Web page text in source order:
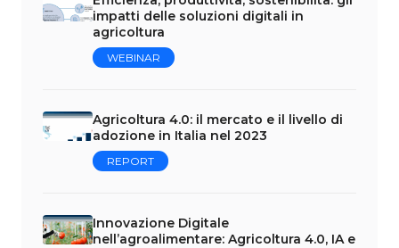
impatti delle soluzioni digitali in
agricoltura
WEBINAR
Agricoltura 4.0: il mercato e il livello di
adozione in Italia nel 2023
REPORT
Innovazione Digitale
nell’agroalimentare: Agricoltura 4.0, IA e